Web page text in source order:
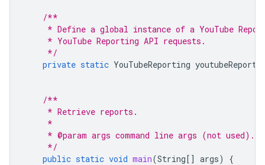
/**
* Define a global instance of a YouTube
     * YouTube Reporting API requests.
     */
private static YouTubeReporting
/**
     * Retrieve reports.
     *
     * @param args command line args (not used).
     */
public static void main(String[] args) {